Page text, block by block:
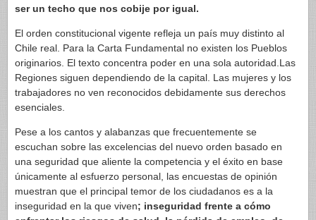
ser un techo que nos cobije por igual.
El orden constitucional vigente refleja un país muy distinto al
Chile real. Para la Carta Fundamental no existen los Pueblos
originarios. El texto concentra poder en una sola autoridad.Las
Regiones siguen dependiendo de la capital. Las mujeres y los
trabajadores no ven reconocidos debidamente sus derechos
esenciales.
Pese a los cantos y alabanzas que frecuentemente se
escuchan sobre las excelencias del nuevo orden basado en
una seguridad que aliente la competencia y el éxito en base
únicamente al esfuerzo personal, las encuestas de opinión
muestran que el principal temor de los ciudadanos es a la
inseguridad en la que viven; inseguridad frente a cómo